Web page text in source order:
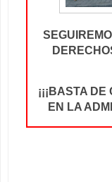
¡¡¡BASTA
EN LA